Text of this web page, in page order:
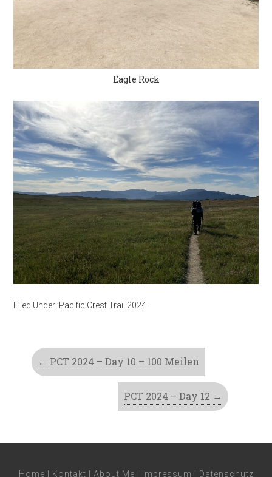
Eagle Rock
Filed Under: Pacific Crest Trail 2024
← PCT 2024 – Day 10 – 100 Meilen
PCT 2024 – Day 12 →
Home Kontakt About Me Impressum Datenschutz